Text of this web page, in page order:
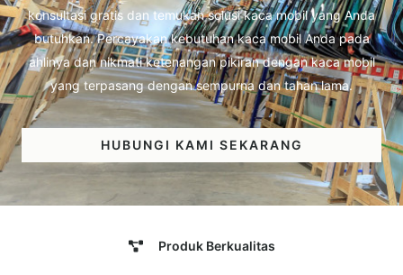
konsultasi gratis dan temukan solusi kaca mobil yang Anda
butuhkan. Percayakan kebutuhan kaca mobil Anda pada
ahlinya dan nikmati ketenangan pikiran dengan kaca mobil
yang terpasang dengan sempurna dan tahan lama.
HUBUNGI KAMI SEKARANG
Produk Berkualitas